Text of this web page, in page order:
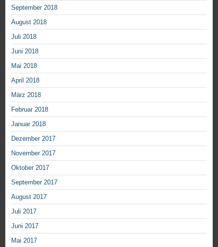
September 2018
August 2018
Juli 2018
Juni 2018
Mai 2018
April 2018
März 2018
Februar 2018
Januar 2018
Dezember 2017
November 2017
Oktober 2017
September 2017
August 2017
Juli 2017
Juni 2017
Mai 2017